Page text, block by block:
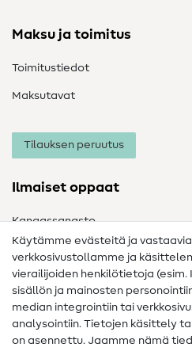
Maksu ja toimitus
Toimitustiedot
Maksutavat
Tilauksen peruutus
Ilmaiset oppaat
Kangassanasto
Ompelusanasto
Ompeluohjeet
Apua ja yhteystiedot
Yhteystiedot
Käytämme evästeitä ja
verkkosivustollamme ja
vierailijoiden henkilötietoja (esim.
sisällön ja mainosten
median integrointiin tai
analysointiin. Tietojen käsittely
on asennettu. Jaamme nämä